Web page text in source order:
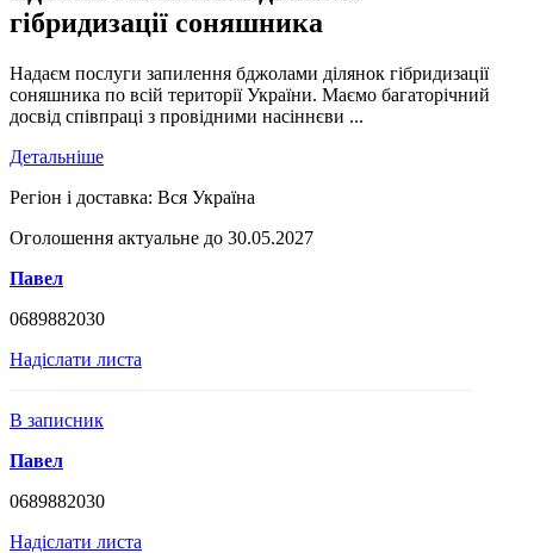
гібридизації соняшника
Надаєм послуги запилення бджолами ділянок гібридизації
соняшника по всій території України. Маємо багаторічний
досвід співпраці з провідними насіннєви ...
Детальніше
Регіон і доставка: Вся Україна
Оголошення актуальне до 30.05.2027
Павел
0689882030
Надіслати листа
В записник
Павел
0689882030
Надіслати листа